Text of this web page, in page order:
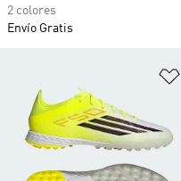
2 colores
Envío Gratis